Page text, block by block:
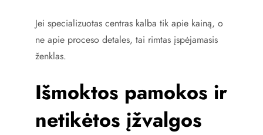
Jei specializuotas centras kalba tik apie kainą, o
ne apie proceso detales, tai rimtas įspėjamasis
ženklas.
Išmoktos pamokos ir
netikėtos įžvalgos